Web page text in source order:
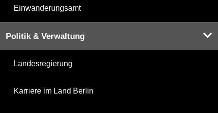
Einwanderungsamt
Politik & Verwaltung
Landesregierung
Karriere im Land Berlin